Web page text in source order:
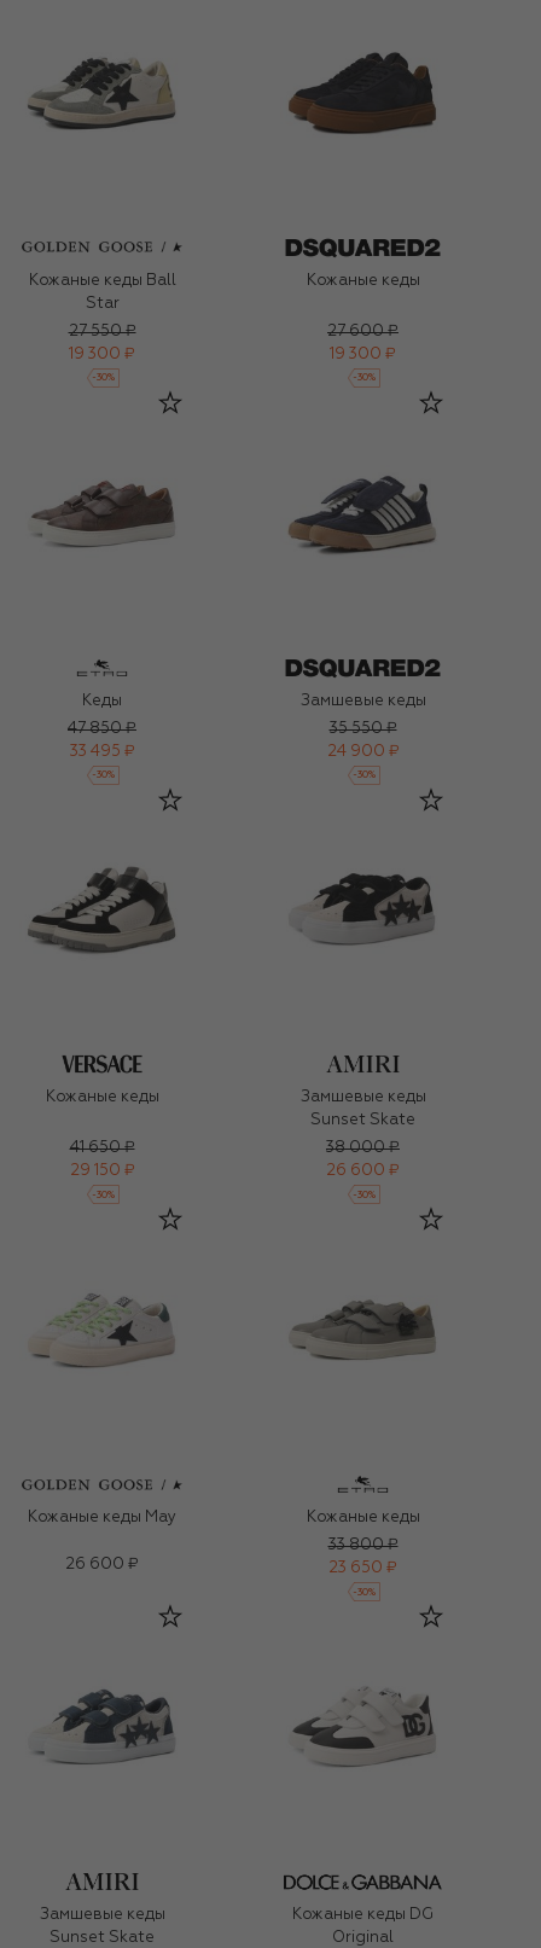
Кожаные кеды Ball
Star
27 550 ₽
19 300 ₽
-30%
Кожаные кеды
27 600 ₽
19 300 ₽
-30%
Кеды
47 850 ₽
33 495 ₽
-30%
Замшевые кеды
35 550 ₽
24 900 ₽
-30%
Кожаные кеды
41 650 ₽
29 150 ₽
-30%
Замшевые кеды
Sunset Skate
38 000 ₽
26 600 ₽
-30%
Кожаные кеды May
26 600 ₽
Кожаные кеды
33 800 ₽
23 650 ₽
-30%
Замшевые кеды
Sunset Skate
Кожаные кеды DG
Original